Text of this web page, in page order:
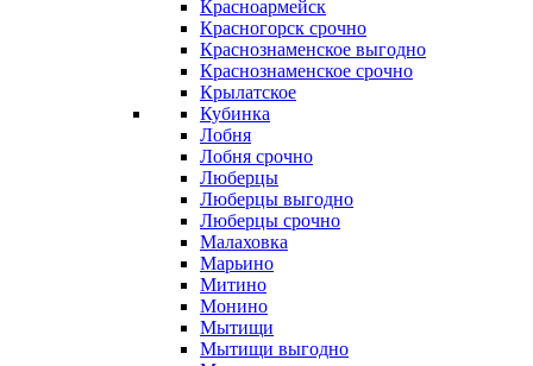
Красноармейск
Красногорск срочно
Краснознаменское выгодно
Краснознаменское срочно
Крылатское
Кубинка
Лобня
Лобня срочно
Люберцы
Люберцы выгодно
Люберцы срочно
Малаховка
Марьино
Митино
Монино
Мытищи
Мытищи выгодно